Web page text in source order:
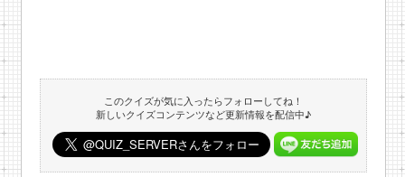
このクイズが気に入ったらフォローしてね！
新しいクイズコンテンツなど更新情報を配信中♪